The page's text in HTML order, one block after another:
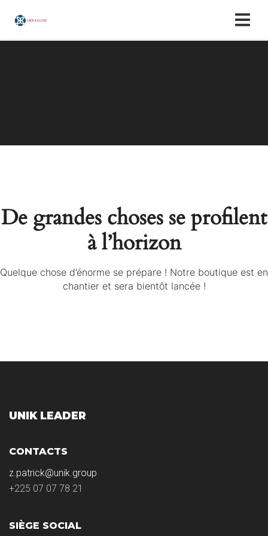
De grandes choses se profilent
à l’horizon
Quelque chose d’énorme se prépare ! Notre boutique est en
chantier et sera bientôt lancée !
UNIK LEADER
CONTACTS
z.patrick@unik.group
+225 07 07 78 21
SIÈGE SOCIAL